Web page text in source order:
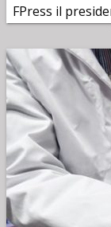
FPress il